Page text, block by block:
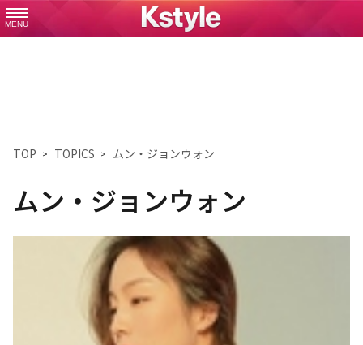
MENU
TOP TOPICS ムン・ジョンウォン
ムン・ジョンウォン